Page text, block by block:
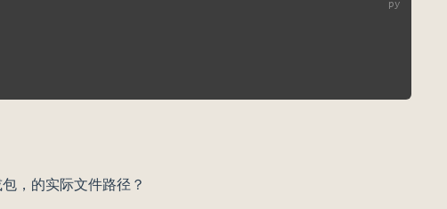
，的实际文件路径？